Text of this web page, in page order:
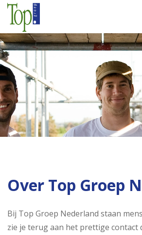
Over Top Groep
Bij Top Groep Nederland staan
zie je terug aan het prettige contact